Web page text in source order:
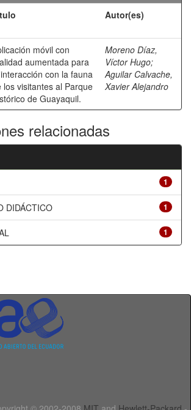
Autor(es)
móvil con
aumentada para
con la fauna
los visitantes al Parque
de Guayaquil.
Moreno Díaz,
Víctor Hugo;
Aguilar Calvache,
Xavier Alejandro
relacionadas
1
1
DIDÁCTICO
1